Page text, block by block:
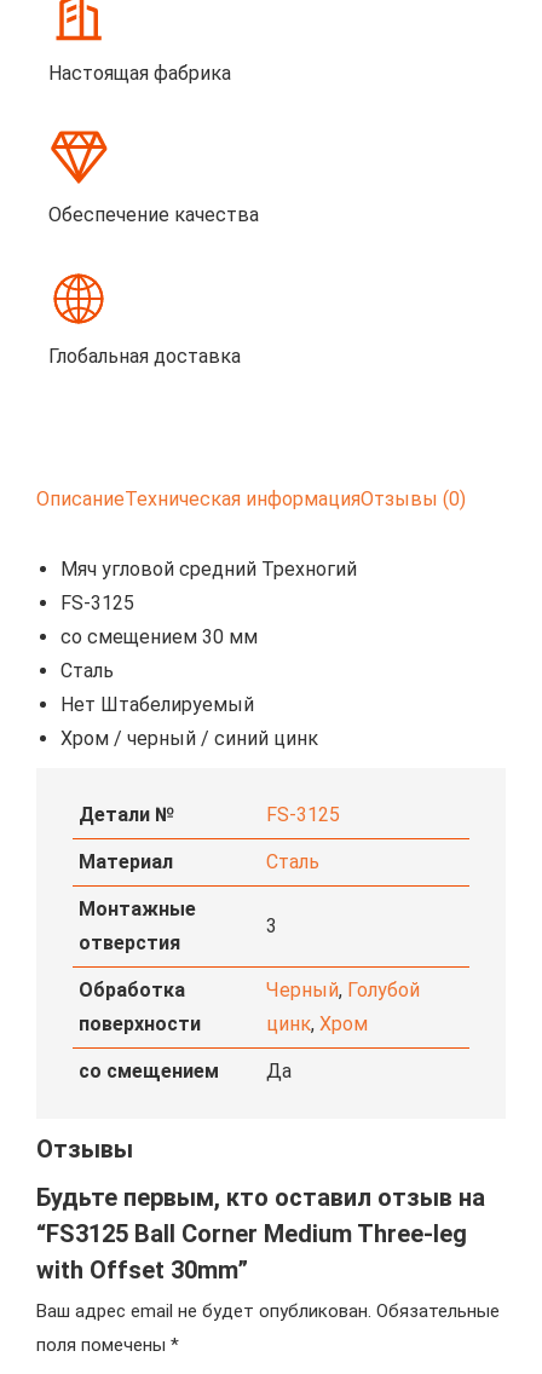
Настоящая фабрика
Обеспечение качества
Глобальная доставка
ОписаниеТехническая информацияОтзывы (0)
Мяч угловой средний Трехногий
FS-3125
со смещением 30 мм
Сталь
Нет Штабелируемый
Хром / черный / синий цинк
Детали № FS-3125
Материал Сталь
Монтажные
отверстия
3
Обработка
поверхности
Черный, Голубой
цинк, Хром
со смещением Да
Отзывы
Будьте первым, кто оставил отзыв на
“FS3125 Ball Corner Medium Three-leg
with Offset 30mm”
Ваш адрес email не будет опубликован. Обязательные
поля помечены *